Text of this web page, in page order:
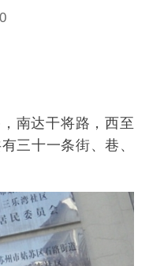
南达干将路，西至
三十一条街、巷、